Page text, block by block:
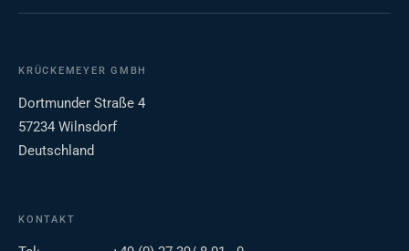
KRÜCKEMEYER GMBH
Dortmunder Straße 4
57234 Wilnsdorf
Deutschland
KONTAKT